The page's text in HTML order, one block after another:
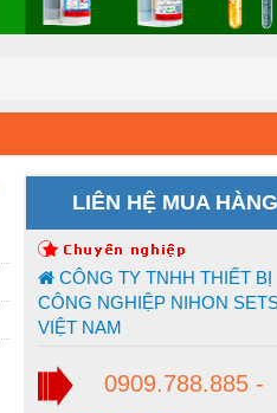
LIÊN HỆ MUA HÀNG
CÔNG TY TNHH THIẾT BỊ
CÔNG NGHIỆP NIHON
VIỆT NAM
0909.788.885 -